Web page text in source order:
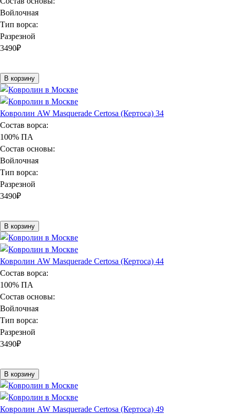
Войлочная
Тип ворса:
Разрезной
3490₽
В корзину
Ковролин AW Masquerade Certosa (Кертоса) 34
Состав ворса:
100% ПА
Состав основы:
Войлочная
Тип ворса:
Разрезной
3490₽
В корзину
Ковролин AW Masquerade Certosa (Кертоса) 44
Состав ворса:
100% ПА
Состав основы:
Войлочная
Тип ворса:
Разрезной
3490₽
В корзину
Ковролин AW Masquerade Certosa (Кертоса) 49